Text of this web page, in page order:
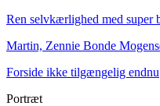
Ren selvkærlighed med super
Martin, Zennie Bonde
Forside ikke tilgængelig endnu
Portræt